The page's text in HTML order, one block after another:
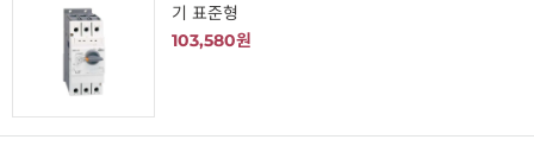
기 표준형
103,580원